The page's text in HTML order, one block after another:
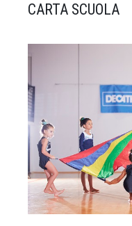
CARTA SCUOLA